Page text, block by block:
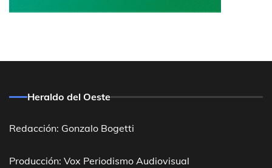
Heraldo del Oeste
Redacción: Gonzalo Bogetti
Producción: Vox Periodismo Audiovisual